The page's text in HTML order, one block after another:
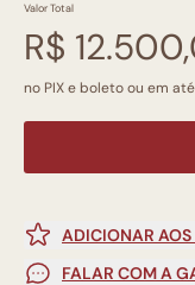
Valor Total
R$
no PIX e boleto ou em até
ADICIONAR AOS
FALAR COM A